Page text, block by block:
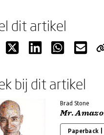
dit artikel
bij dit artikel
Brad Stone
Mr.
Paperback